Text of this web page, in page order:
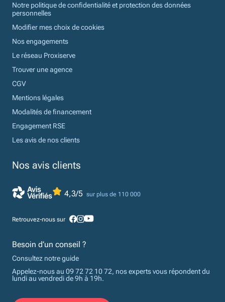
Notre politique de confidentialité et protection des données
personnelles
Modifier mes choix de cookies
Nos engagements
Le réseau Proxiserve
Trouver une agence
CGV
Mentions légales
Modalités de financement
Engagement RSE
Les avis de nos clients
Nos avis clients
4,3/5 sur plus de 110 000
Retrouvez-nous sur
Besoin d’un conseil ?
Consultez notre guide
Appelez-nous au 09 72 72 10 72, nos experts vous répondent du
lundi au vendredi de 9h à 19h.